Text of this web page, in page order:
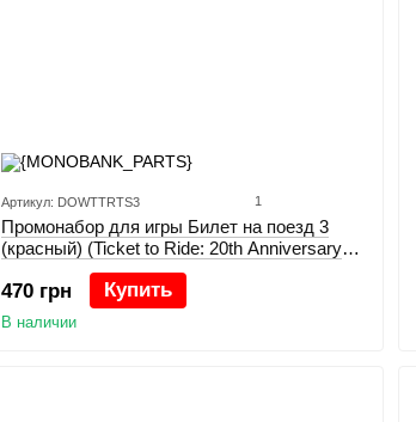
Артикул: DOWTTRTS3 1
Промонабор для игры Билет на поезд 3
(красный) (Ticket to Ride: 20th Anniversary
Deluxe Train Set)
470 грн Купить
В наличии